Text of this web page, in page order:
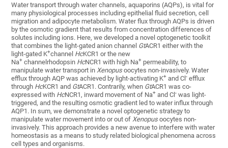
Water transport through water channels, aquaporins (AQPs), is vital for
many physiological processes including epithelial fluid secretion, cell
migration and adipocyte metabolism. Water flux through AQPs is driven
by the osmotic gradient that results from concentration differences of
solutes including ions. Here, we developed a novel optogenetic toolkit
that combines the light-gated anion channel GtACR1 either with the
light-gated K+channel HcKCR1 or the new
Na+ channelrhodopsin HcNCR1 with high Na+ permeability, to
manipulate water transport in Xenopusoocytes non-invasively. Water
efflux through AQP was achieved by light-activating K+ and Cl- efflux
through HcKCR1 and GtACR1. Contrarily, when GtACR1 was co-
expressed with HcNCR1, inward movement of Na+ and Cl- was light-
triggered, and the resulting osmotic gradient led to water influx through
AQP1. In sum, we demonstrate a novel optogenetic strategy to
manipulate water movement into or out of Xenopusoocytes non-
invasively. This approach provides a new avenue to interfere with water
homeostasis as a means to study related biological phenomena across
cell types and organisms.